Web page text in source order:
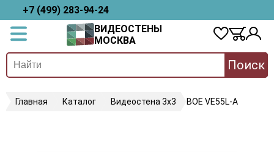
+7 (499) 283-94-24
ВИДЕОСТЕНЫ
МОСКВА
Поиск
Главная Каталог Видеостена 3х3 BOE VE55L-A